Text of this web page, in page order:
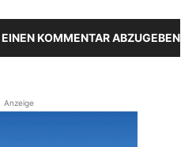
KOMMENTAR ABZUGEBEN
Anzeige